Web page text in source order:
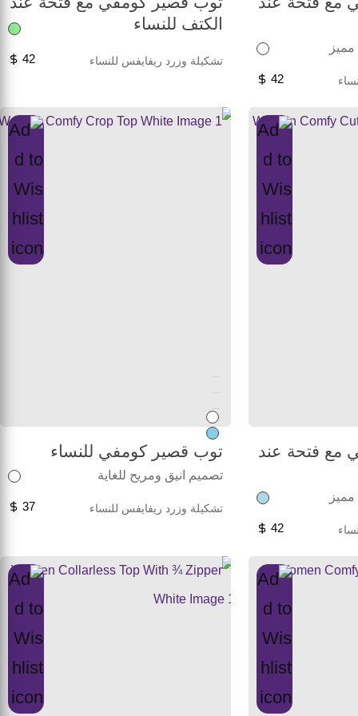
42
الكتف للنساء
تشكيلة وزرد ريفايفس للنساء 42
مع فتحة عند
42
توب قصير كومفي للنساء
تصميم انيق ومريح للغاية
تشكيلة وزرد ريفايفس للنساء 37